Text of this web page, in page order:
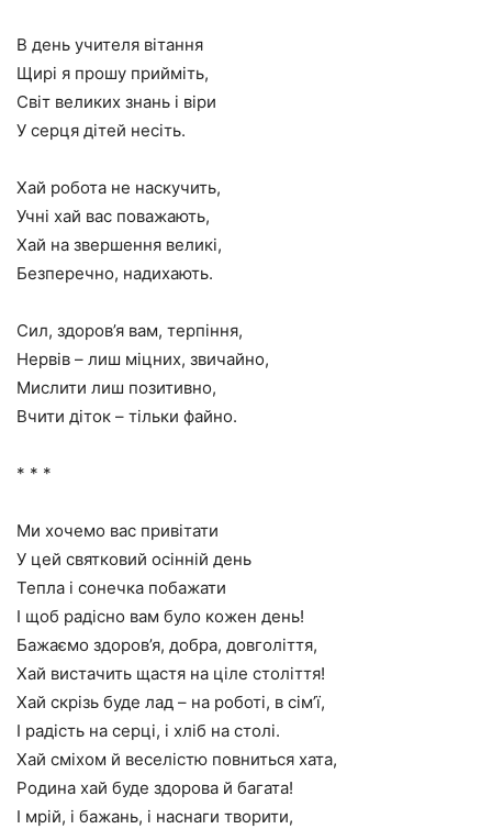
В день учителя вітання
Щирі я прошу прийміть,
Світ великих знань і віри
У серця дітей несіть.
Хай робота не наскучить,
Учні хай вас поважають,
Хай на звершення великі,
Безперечно, надихають.
Сил, здоров’я вам, терпіння,
Нервів – лиш міцних, звичайно,
Мислити лиш позитивно,
Вчити діток – тільки файно.
* * *
Ми хочемо вас привітати
У цей святковий осінній день
Тепла і сонечка побажати
І щоб радісно вам було кожен день!
Бажаємо здоров’я, добра, довголіття,
Хай вистачить щастя на ціле століття!
Хай скрізь буде лад – на роботі, в сім’ї,
І радість на серці, і хліб на столі.
Хай сміхом й веселістю повниться хата,
Родина хай буде здорова й багата!
І мрій, і бажань, і наснаги творити,